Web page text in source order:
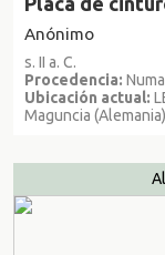
Anónimo
s. II a. C.
Procedencia:
Ubicación actual:
Maguncia (Alemania)